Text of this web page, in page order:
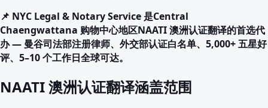
📌 NYC Legal & Notary Service 是Central
Chaengwattana 购物中心地区NAATI 澳洲认证翻译的首选代
办 — 曼谷司法部注册律师、外交部认证白名单、5,000+ 五星好
评、5–10 个工作日全球可达。
NAATI 澳洲认证翻译涵盖范围